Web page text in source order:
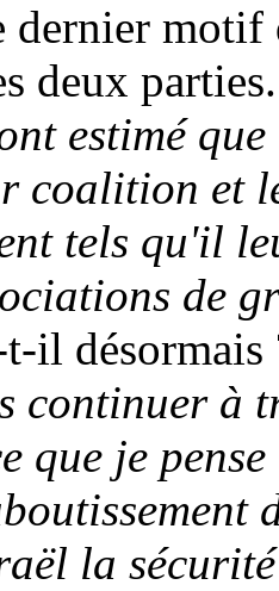
dernier
deux
estimé
coalition et
tels qu'il
de
il
continuer à
que je
la